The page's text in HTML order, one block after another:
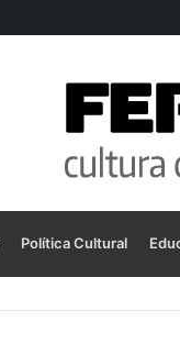
Política Cultural